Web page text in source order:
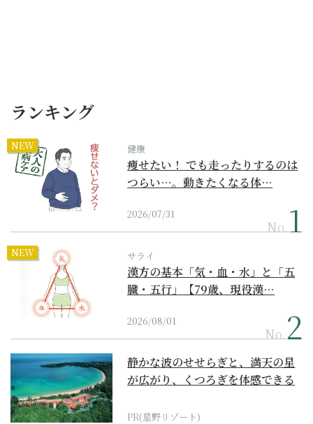
ランキング
NEW 健康
痩せたい！ でも走ったりするのは
つらい…。動きたくなる体…
2026/07/31
No.
NEW サライ
漢方の基本「気・血・水」と「五
臓・五行」【79歳、現役漢…
2026/08/01
No.
静かな波のせせらぎと、満天の星
が広がり、くつろぎを体感できる
PR(星野リゾート)